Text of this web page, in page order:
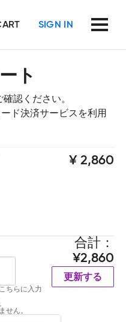
SIGN IN
ト
認ください。
ド決済サービスを利用
2,860
ちらに入力
せん。
合計
2,860
更新する